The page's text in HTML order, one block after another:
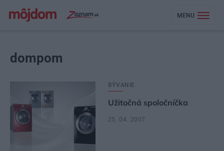
MENU
dompom
BÝVANIE
Užitočná spoločníčka
25. 04. 2007